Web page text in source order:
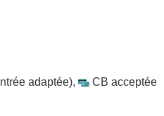
adaptée),
CB acceptée